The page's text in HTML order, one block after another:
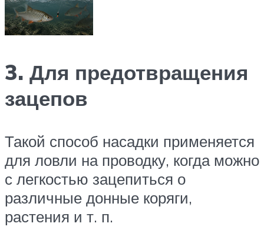
3. Для предотвращения
зацепов
Такой способ насадки применяется
для ловли на проводку, когда можно
с легкостью зацепиться о
различные донные коряги,
растения и т. п.